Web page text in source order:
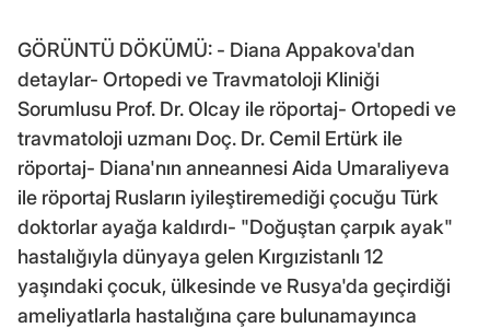
GÖRÜNTÜ DÖKÜMÜ: - Diana Appakova'dan
detaylar- Ortopedi ve Travmatoloji Kliniği
Sorumlusu Prof. Dr. Olcay ile röportaj- Ortopedi ve
travmatoloji uzmanı Doç. Dr. Cemil Ertürk ile
röportaj- Diana'nın anneannesi Aida Umaraliyeva
ile röportaj Rusların iyileştiremediği çocuğu Türk
doktorlar ayağa kaldırdı- "Doğuştan çarpık ayak"
hastalığıyla dünyaya gelen Kırgızistanlı 12
yaşındaki çocuk, ülkesinde ve Rusya'da geçirdiği
ameliyatlarla hastalığına çare bulunamayınca